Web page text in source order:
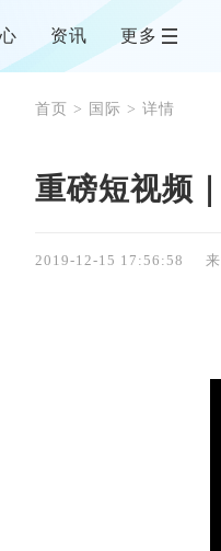
资讯 更多
首页 > 国际 > 详情
重磅短视频
2019-12-15 17:56:58